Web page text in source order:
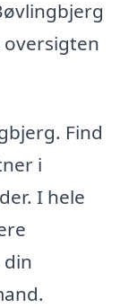
oversigten
Find
i
I hele
din